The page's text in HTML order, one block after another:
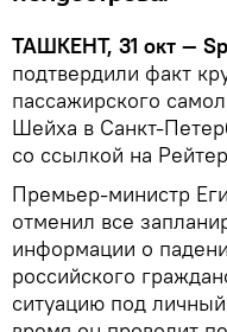
ТАШКЕНТ, 31 окт —
подтвердили факт
пассажирского
Шейха в Санкт-
со ссылкой на
Премьер-министр
отменил все
информации о
российского
ситуацию под